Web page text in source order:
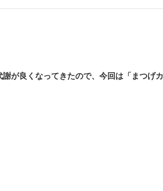
が良くなってきたので、今回は「まつげカ